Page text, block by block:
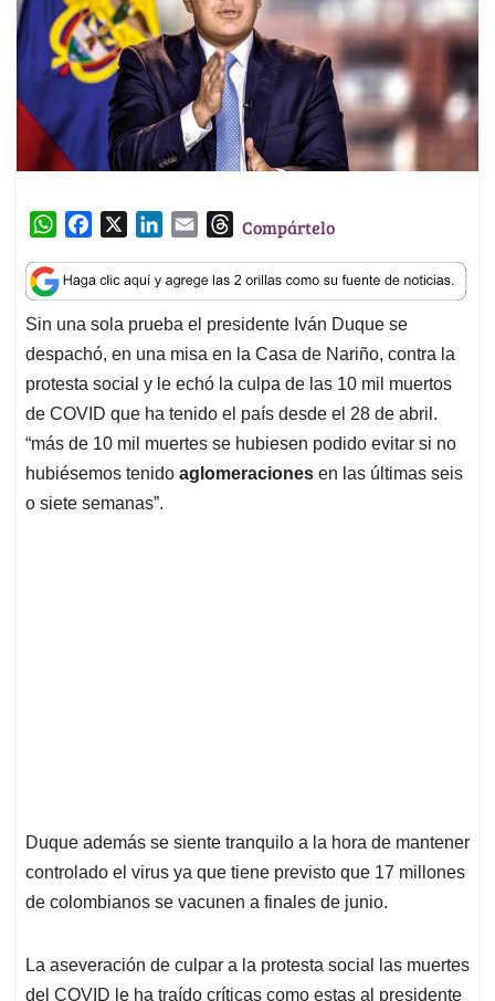
W
a
t
s
A
p
p
c
e
b
o
o
k
n
k
e
d
I
n
a
i
l
T
r
e
a
d
s
Compártelo
Sin una sola prueba el presidente Iván Duque se
despachó, en una misa en la Casa de Nariño, contra la
protesta social y le echó la culpa de las 10 mil muertos
de COVID que ha tenido el país desde el 28 de abril.
“más de 10 mil muertes se hubiesen podido evitar si no
hubiésemos tenido aglomeraciones en las últimas seis
o siete semanas”.
Duque además se siente tranquilo a la hora de mantener
controlado el virus ya que tiene previsto que 17 millones
de colombianos se vacunen a finales de junio.
La aseveración de culpar a la protesta social las muertes
del COVID le ha traído críticas como estas al presidente